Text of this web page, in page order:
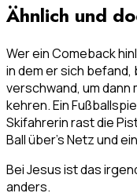
Ähnlich und
Wer ein Comeback
in dem er sich
verschwand, um dann
kehren. Ein
Skifahrerin rast die
Ball über’s Netz und
Bei Jesus ist das
anders.